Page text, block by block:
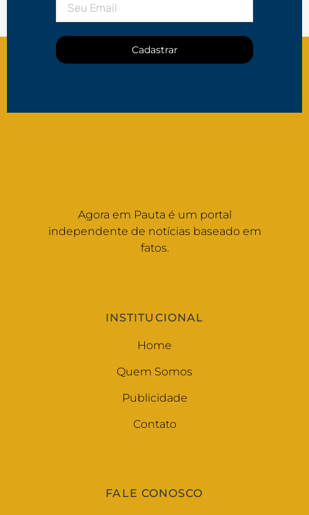
Cadastrar
Agora em Pauta é um portal
independente de notícias baseado em
fatos.
INSTITUCIONAL
Home
Quem Somos
Publicidade
Contato
FALE CONOSCO